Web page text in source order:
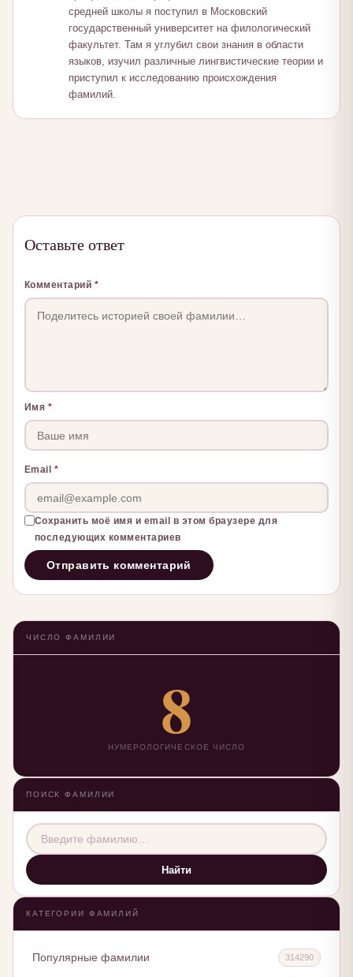
средней школы я поступил в Московский
государственный университет на филологический
факультет. Там я углубил свои знания в области
языков, изучил различные лингвистические теории и
приступил к исследованию происхождения
фамилий.
Оставьте ответ
Комментарий *
Имя *
Email *
Сохранить моё имя и email в этом браузере для
последующих комментариев
ЧИСЛО ФАМИЛИИ
8
НУМЕРОЛОГИЧЕСКОЕ ЧИСЛО
ПОИСК ФАМИЛИИ
Найти
КАТЕГОРИИ ФАМИЛИЙ
Популярные фамилии 314290